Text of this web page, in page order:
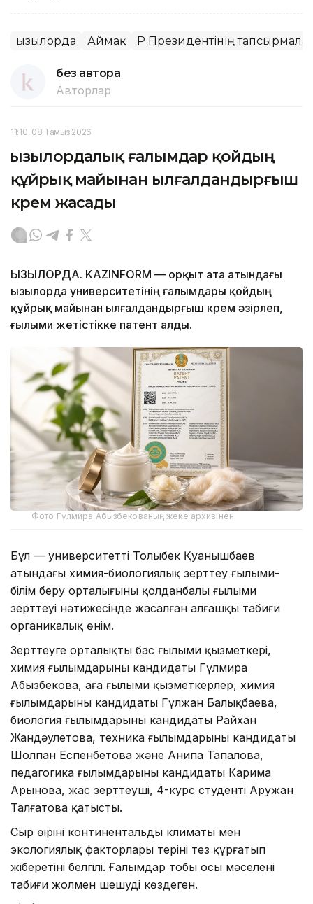
Қызылорда Аймақ ҚР Президентінің
без автора
Авторлар
11:10, 08 Тамыз 2026
Қызылордалық ғалымдар қойдың
құйрық майынан ылғалдандырғыш
крем жасады
ҚЫЗЫЛОРДА. KAZINFORM — Қорқыт ата атындағы
Қызылорда университетінің ғалымдары қойдың
құйрық майынан ылғалдандырғыш крем әзірлеп,
ғылыми жетістікке патент алды.
Фото Гүлмира Абызбекованың жеке архивінен
Бұл — университеттің Толыбек Қуанышбаев
атындағы химия-биологиялық зерттеу ғылыми-
білім беру орталығының қолданбалы ғылыми
зерттеуі нәтижесінде жасалған алғашқы табиғи
органикалық өнім.
Зерттеуге орталықтың бас ғылыми қызметкері,
химия ғылымдарының кандидаты Гүлмира
Абызбекова, аға ғылыми қызметкерлер, химия
ғылымдарының кандидаты Гүлжан Балықбаева,
биология ғылымдарының кандидаты Райхан
Жандәулетова, техника ғылымдарының кандидаты
Шолпан Еспенбетова және Анипа Тапалова,
педагогика ғылымдарының кандидаты Карима
Арынова, жас зерттеуші, 4-курс студенті Аружан
Талғатова қатысты.
Сыр өңірінің континентальды климаты мен
экологиялық факторлары теріні тез құрғатып
жіберетіні белгілі. Ғалымдар тобы осы мәселені
табиғи жолмен шешуді көздеген.